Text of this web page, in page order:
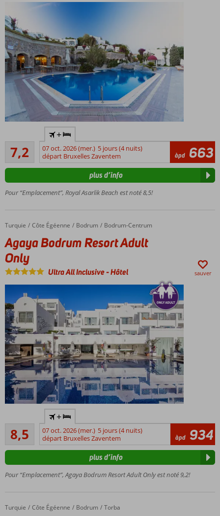
Directement
sur la plage
À
proximité
du centre
Gumbet
restaurants
7,2
Suffisante/bon
39
commentaires
+
07 oct. 2026 (mer.) 5 jours (4 nuits)
départ Bruxelles Zaventem
àpd 663
Pour “Emplacement”, Royal Asarlik Beach est noté 8,5!
plus d’info
Accueil
Turquie Côte Égéenne Bodrum Bodrum-Centrum
Agaya Bodrum Resort Adult Only
Agaya Bodrum Resort Adult
Only
Ultra All Inclusive-Hôtel sauver
minimum
16 ans
Sur
colline
vue sur le
8,5
Recommandé
42
commentaires
+
07 oct. 2026 (mer.) 5 jours (4 nuits)
départ Bruxelles Zaventem
àpd 934
Pour “Emplacement”, Agaya Bodrum Resort Adult Only est noté 9,2!
plus d’info
Accueil
Turquie Côte Égéenne Bodrum Torba
Voyage Torba